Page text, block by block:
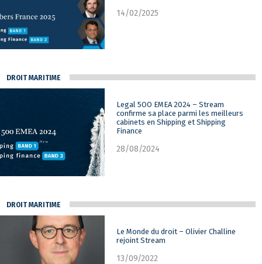
14/02/2025
DROIT MARITIME
Legal 5OO EMEA 2024 – Stream
confirme sa place parmi les meilleurs
cabinets en Shipping et Shipping
Finance
28/08/2024
DROIT MARITIME
Le Monde du droit – Olivier Challine
rejoint Stream
13/09/2022